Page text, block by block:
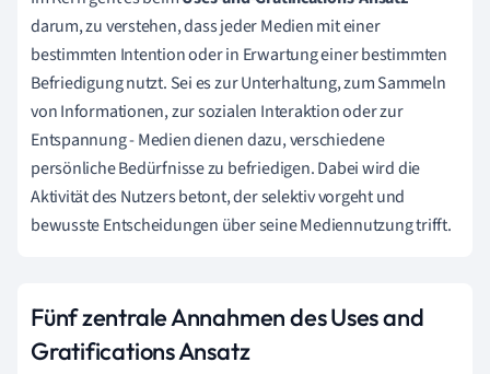
darum, zu verstehen, dass jeder Medien mit einer
bestimmten Intention oder in Erwartung einer bestimmten
Befriedigung nutzt. Sei es zur Unterhaltung, zum Sammeln
von Informationen, zur sozialen Interaktion oder zur
Entspannung - Medien dienen dazu, verschiedene
persönliche Bedürfnisse zu befriedigen. Dabei wird die
Aktivität des Nutzers betont, der selektiv vorgeht und
bewusste Entscheidungen über seine Mediennutzung trifft.
Fünf zentrale Annahmen des Uses and
Gratifications Ansatz